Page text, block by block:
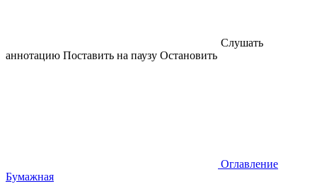
Слушать
аннотацию Поставить на паузу Остановить
Оглавление
Бумажная